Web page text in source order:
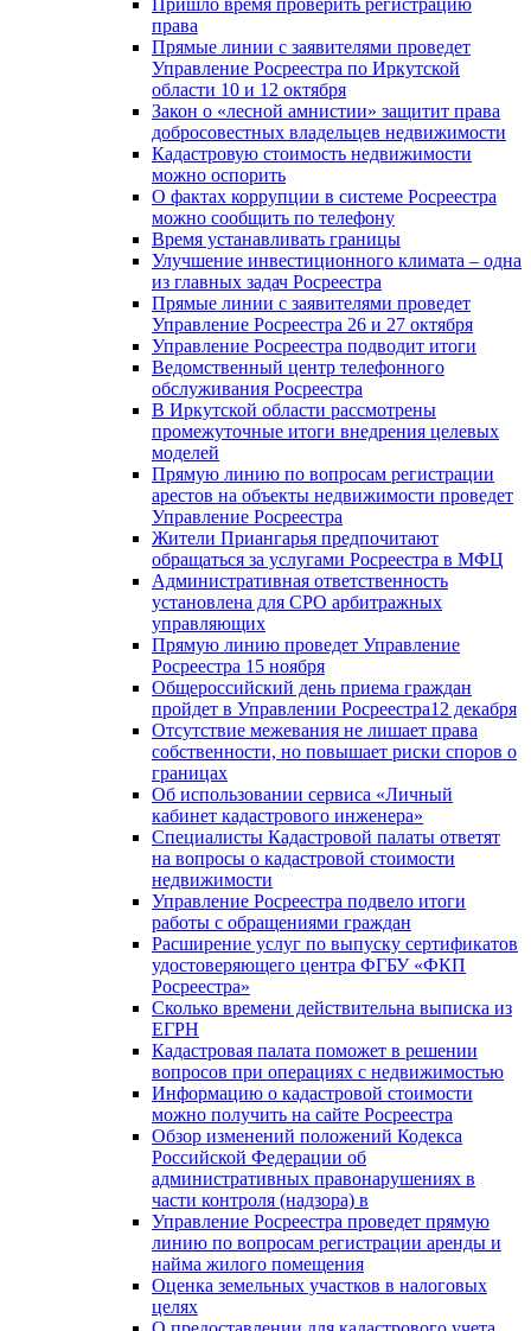
права
Прямые линии с заявителями проведет
Управление Росреестра по Иркутской
области 10 и 12 октября
Закон о «лесной амнистии» защитит права
добросовестных владельцев недвижимости
Кадастровую стоимость недвижимости
можно оспорить
О фактах коррупции в системе Росреестра
можно сообщить по телефону
Время устанавливать границы
Улучшение инвестиционного климата – одна
из главных задач Росреестра
Прямые линии с заявителями проведет
Управление Росреестра 26 и 27 октября
Управление Росреестра подводит итоги
Ведомственный центр телефонного
обслуживания Росреестра
В Иркутской области рассмотрены
промежуточные итоги внедрения целевых
моделей
Прямую линию по вопросам регистрации
арестов на объекты недвижимости проведет
Управление Росреестра
Жители Приангарья предпочитают
обращаться за услугами Росреестра в МФЦ
Административная ответственность
установлена для СРО арбитражных
управляющих
Прямую линию проведет Управление
Росреестра 15 ноября
Общероссийский день приема граждан
пройдет в Управлении Росреестра12 декабря
Отсутствие межевания не лишает права
собственности, но повышает риски споров о
границах
Об использовании сервиса «Личный
кабинет кадастрового инженера»
Специалисты Кадастровой палаты ответят
на вопросы о кадастровой стоимости
недвижимости
Управление Росреестра подвело итоги
работы с обращениями граждан
Расширение услуг по выпуску сертификатов
удостоверяющего центра ФГБУ «ФКП
Росреестра»
Сколько времени действительна выписка из
ЕГРН
Кадастровая палата поможет в решении
вопросов при операциях с недвижимостью
Информацию о кадастровой стоимости
можно получить на сайте Росреестра
Обзор изменений положений Кодекса
Российской Федерации об
административных правонарушениях в
части контроля (надзора) в
Управление Росреестра проведет прямую
линию по вопросам регистрации аренды и
найма жилого помещения
Оценка земельных участков в налоговых
целях